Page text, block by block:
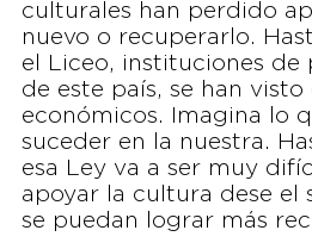
culturales han perdido
nuevo o recuperarlo.
el Liceo, instituciones de
de este país, se han visto
económicos. Imagina lo
suceder en la nuestra.
esa Ley va a ser muy
apoyar la cultura dese el
se puedan lograr más